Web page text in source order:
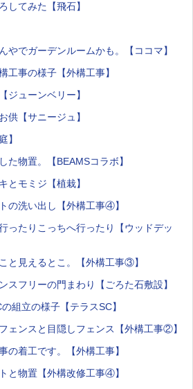
してみた【飛石】
やでガーデンルームかも。【ココマ】
工事の様子【外構工事】
ジューンベリー】
供【サニージュ】
】
た物置。【BEAMSコラボ】
とモミジ【植栽】
の洗い出し【外構工事④】
ったりこっちへ行ったり【ウッドデッ
と見えるとこ。【外構工事③】
スフリーの門まわり【ごろた石敷設】
組立の様子【テラスSC】
ェンスと目隠しフェンス【外構工事②】
の着工です。【外構工事】
と物置【外構改修工事④】